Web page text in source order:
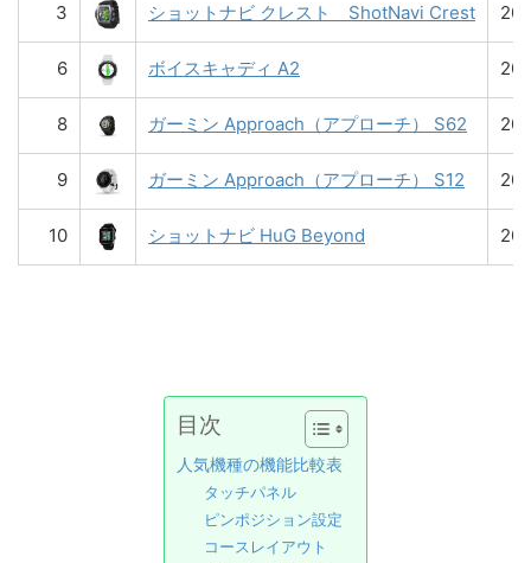
3 ショットナビ クレスト ShotNavi Crest
6 ボイスキャディ A2
8 ガーミン Approach（アプローチ） S62
9 ガーミン Approach（アプローチ） S12
10 ショットナビ HuG Beyond
目次
人気機種の機能比較表
タッチパネル
ピンポジション設定
コースレイアウト